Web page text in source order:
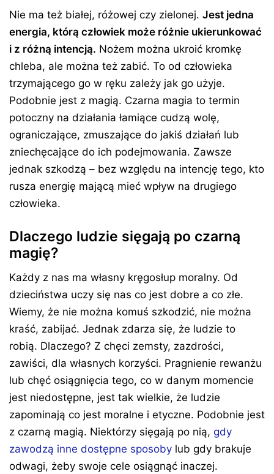
Nie ma też białej, różowej czy zielonej. Jest jedna
energia, którą człowiek może różnie ukierunkować
i z różną intencją. Nożem można ukroić kromkę
chleba, ale można też zabić. To od człowieka
trzymającego go w ręku zależy jak go użyje.
Podobnie jest z magią. Czarna magia to termin
potoczny na działania łamiące cudzą wolę,
ograniczające, zmuszające do jakiś działań lub
zniechęcające do ich podejmowania. Zawsze
jednak szkodzą – bez względu na intencję tego, kto
rusza energię mającą mieć wpływ na drugiego
człowieka.
Dlaczego ludzie sięgają po czarną
magię?
Każdy z nas ma własny kręgosłup moralny. Od
dzieciństwa uczy się nas co jest dobre a co złe.
Wiemy, że nie można komuś szkodzić, nie można
kraść, zabijać. Jednak zdarza się, że ludzie to
robią. Dlaczego? Z chęci zemsty, zazdrości,
zawiści, dla własnych korzyści. Pragnienie rewanżu
lub chęć osiągnięcia tego, co w danym momencie
jest niedostępne, jest tak wielkie, że ludzie
zapominają co jest moralne i etyczne. Podobnie jest
z czarną magią. Niektórzy sięgają po nią, gdy
zawodzą inne dostępne sposoby lub gdy brakuje
odwagi, żeby swoje cele osiągnąć inaczej.